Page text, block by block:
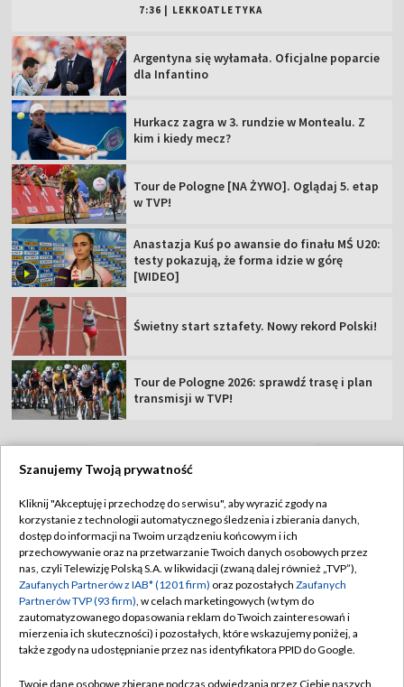
7:36 LEKKOATLETYKA
Argentyna się wyłamała. Oficjalne poparcie
dla Infantino
Hurkacz zagra w 3. rundzie w Montealu. Z
kim i kiedy mecz?
Tour de Pologne [NA ŻYWO]. Oglądaj 5. etap
w TVP!
Anastazja Kuś po awansie do finału MŚ U20:
testy pokazują, że forma idzie w górę
[WIDEO]
Świetny start sztafety. Nowy rekord Polski!
Tour de Pologne 2026: sprawdź trasę i plan
transmisji w TVP!
TVP
Abonament TVP
Sklep TVP
Biuro Reklamy
Oferta Handlowa
Telegazeta ogłoszenia
Regulamin TVP
Polityka prywatności
Moje zgody
Biuro reklamy
Kontakt
Szanujemy Twoją prywatność
Kliknij "Akceptuję i przechodzę do serwisu", aby wyrazić zgody na
korzystanie z technologii automatycznego śledzenia i zbierania danych,
dostęp do informacji na Twoim urządzeniu końcowym i ich
przechowywanie oraz na przetwarzanie Twoich danych osobowych przez
nas, czyli Telewizję Polską S.A. w likwidacji (zwaną dalej również „TVP”),
Zaufanych Partnerów z IAB* (1201 firm) oraz pozostałych Zaufanych
Partnerów TVP (93 firm), w celach marketingowych (w tym do
zautomatyzowanego dopasowania reklam do Twoich zainteresowań i
mierzenia ich skuteczności) i pozostałych, które wskazujemy poniżej, a
także zgody na udostępnianie przez nas identyfikatora PPID do Google.
Twoje dane osobowe zbierane podczas odwiedzania przez Ciebie naszych